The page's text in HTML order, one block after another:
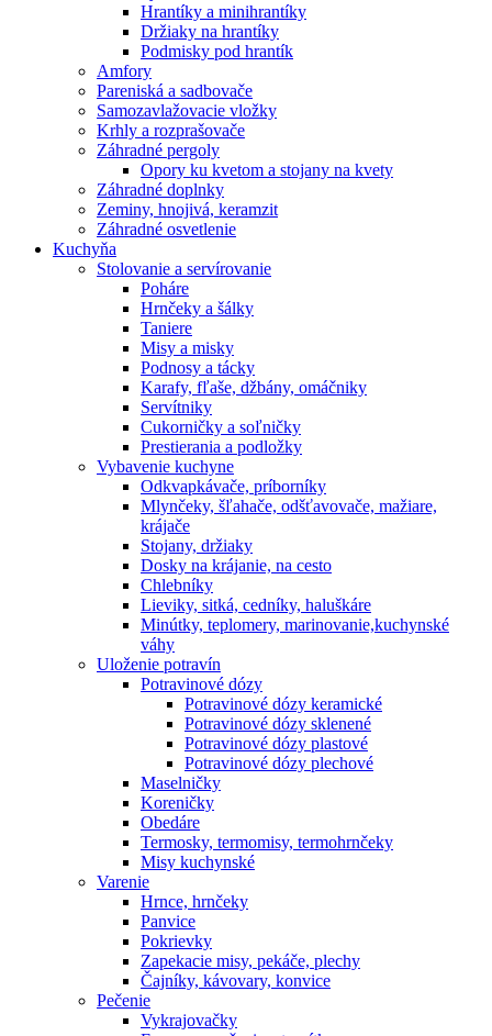
Hrantíky a minihrantíky
Držiaky na hrantíky
Podmisky pod hrantík
Amfory
Pareniská a sadbovače
Samozavlažovacie vložky
Krhly a rozprašovače
Záhradné pergoly
Opory ku kvetom a stojany na kvety
Záhradné doplnky
Zeminy, hnojivá, keramzit
Záhradné osvetlenie
Kuchyňa
Stolovanie a servírovanie
Poháre
Hrnčeky a šálky
Taniere
Misy a misky
Podnosy a tácky
Karafy, fľaše, džbány, omáčniky
Servítniky
Cukorničky a soľničky
Prestierania a podložky
Vybavenie kuchyne
Odkvapkávače, príborníky
Mlynčeky, šľahače, odšťavovače, mažiare,
krájače
Stojany, držiaky
Dosky na krájanie, na cesto
Chlebníky
Lieviky, sitká, cedníky, haluškáre
Minútky, teplomery, marinovanie,kuchynské
váhy
Uloženie potravín
Potravinové dózy
Potravinové dózy keramické
Potravinové dózy sklenené
Potravinové dózy plastové
Potravinové dózy plechové
Maselničky
Koreničky
Obedáre
Termosky, termomisy, termohrnčeky
Misy kuchynské
Varenie
Hrnce, hrnčeky
Panvice
Pokrievky
Zapekacie misy, pekáče, plechy
Čajníky, kávovary, konvice
Pečenie
Vykrajovačky